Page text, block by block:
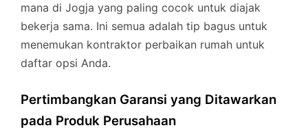
mana di Jogja yang paling cocok untuk diajak
bekerja sama. Ini semua adalah tip bagus untuk
menemukan kontraktor perbaikan rumah untuk
daftar opsi Anda.
Pertimbangkan Garansi yang Ditawarkan
pada Produk Perusahaan